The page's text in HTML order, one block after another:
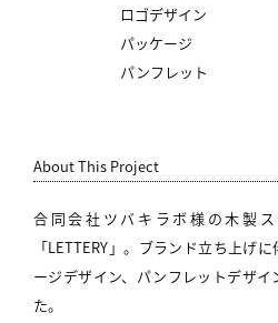
ロゴデザイン
パッケージ
パンフレット
About This Project
合同会社ツバキラボ様の木製
「LETTERY」。ブランド立ち上げ
ージデザイン、パンフレットデザ
た。